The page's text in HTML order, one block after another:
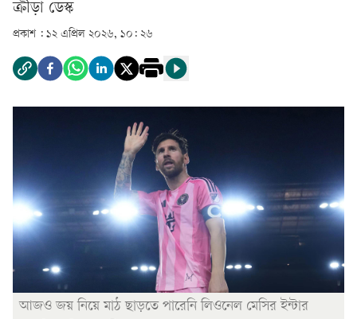
ক্রীড়া ডেস্ক
প্রকাশ : ১২ এপ্রিল ২০২৬, ১০: ২৬
আজও জয় নিয়ে মাঠ ছাড়তে পারেনি লিওনেল মেসির ইন্টার